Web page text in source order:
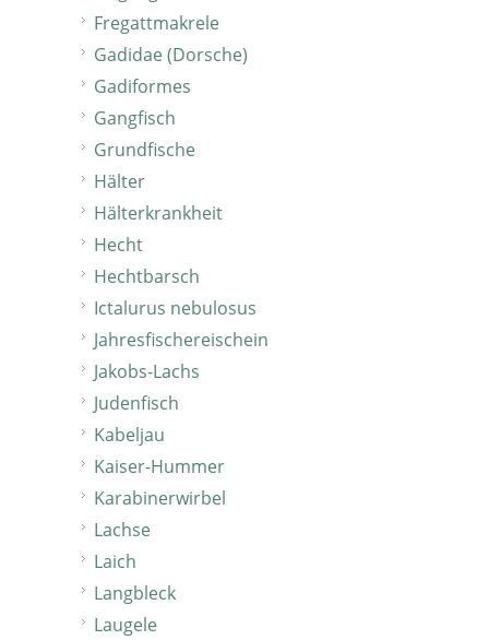
Fregattmakrele
Gadidae (Dorsche)
Gadiformes
Gangfisch
Grundfische
Hälter
Hälterkrankheit
Hecht
Hechtbarsch
Ictalurus nebulosus
Jahresfischereischein
Jakobs-Lachs
Judenfisch
Kabeljau
Kaiser-Hummer
Karabinerwirbel
Lachse
Laich
Langbleck
Laugele